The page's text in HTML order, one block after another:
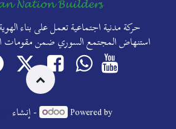
حركة مدنية اجتماعية تعمل على بناء
استنهاض المجتمع السوري ضمن مقومات
Powered by - إنشاء